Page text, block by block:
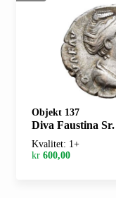
Objekt 137
Diva Faustina Sr. d.141 e.Kr.,
Kvalitet: 1+
kr 600,00